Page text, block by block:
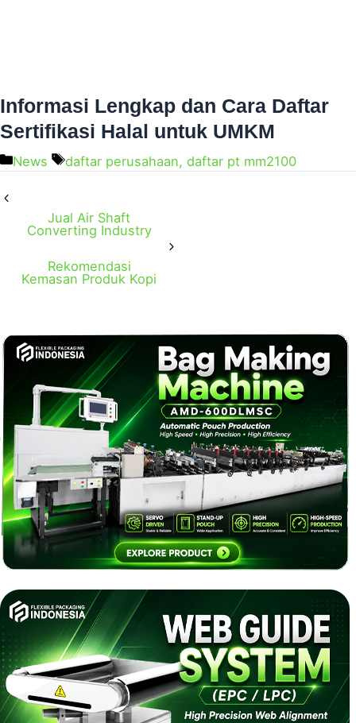
Informasi Lengkap dan Cara Daftar
Sertifikasi Halal untuk UMKM
News daftar perusahaan, daftar pt mm2100
Jual Air Shaft
Converting Industry
Rekomendasi
Kemasan Produk Kopi